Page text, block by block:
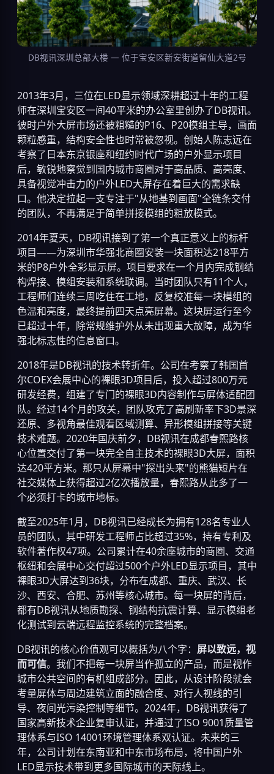
DB视讯深圳总部大楼 — 位于宝安区新安街道留仙大道2号
2013年3月，三位在LED显示领域深耕超过十年的工程
师在深圳宝安区一间40平米的办公室里创办了DB视讯。
彼时户外大屏市场还被粗糙的P16、P20模组主导，画面
颗粒感重，结构安全性也时常被忽视。创始人陈志远在
考察了日本东京银座和纽约时代广场的户外显示项目
后，敏锐地察觉到国内城市商圈对于高品质、高亮度、
具备视觉冲击力的户外LED大屏存在着巨大的需求缺
口。他决定拉起一支专注于"从地基到画面"全链条交付
的团队，不再满足于简单拼接模组的粗放模式。
2014年夏天，DB视讯接到了第一个真正意义上的标杆
项目——为深圳市华强北商圈安装一块面积达218平方
米的P8户外全彩显示屏。项目要求在一个月内完成钢结
构焊接、模组安装和系统联调。当时团队只有11个人，
工程师们连续三周吃住在工地，反复校准每一块模组的
色温和亮度，最终提前四天点亮屏幕。这块屏运行至今
已超过十年，除常规维护外从未出现重大故障，成为华
强北标志性的信息窗口。
2018年是DB视讯的技术转折年。公司在考察了韩国首
尔COEX会展中心的裸眼3D项目后，投入超过800万元
研发经费，组建了专门的裸眼3D内容制作与屏体适配团
队。经过14个月的攻关，团队攻克了高刷新率下3D景深
还原、多视角最佳观看区域测算、异形模组拼接等关键
技术难题。2020年国庆前夕，DB视讯在成都春熙路核
心位置交付了第一块完全自主技术的裸眼3D大屏，面积
达420平方米。那只从屏幕中"探出头来"的熊猫短片在
社交媒体上获得超过2亿次播放量，春熙路从此多了一
个必须打卡的城市地标。
截至2025年1月，DB视讯已经成长为拥有128名专业人
员的团队，其中研发工程师占比超过35%，持有专利及
软件著作权47项。公司累计在40余座城市的商圈、交通
枢纽和会展中心交付超过500个户外LED显示项目，其中
裸眼3D大屏达到36块，分布在成都、重庆、武汉、长
沙、西安、合肥、苏州等核心城市。每一块屏的背后，
都有DB视讯从地质勘探、钢结构抗震计算、显示模组老
化测试到云端远程监控系统的完整档案。
DB视讯的核心价值观可以概括为八个字： 屏以致远，视
而可信。我们不把每一块屏当作孤立的产品，而是视作
城市公共空间的有机组成部分。因此，从设计阶段就会
考量屏体与周边建筑立面的融合度、对行人视线的引
导、夜间光污染控制等细节。2024年，DB视讯获得了
国家高新技术企业复审认证，并通过了ISO 9001质量管
理体系与ISO 14001环境管理体系双认证。未来的三
年，公司计划在东南亚和中东市场布局，将中国户外
LED显示技术带到更多国际城市的天际线上。